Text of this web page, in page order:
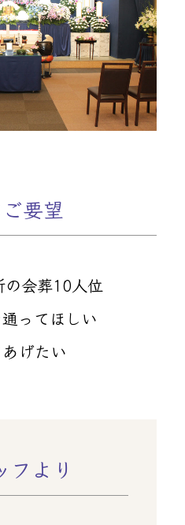
要望
の会葬10人位
ってほしい
げたい
フより